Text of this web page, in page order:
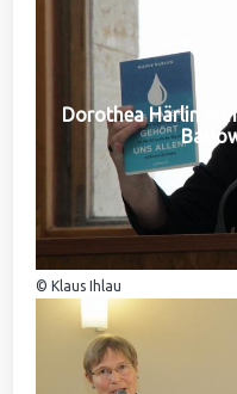
Dorothea Härlin
© Klaus Ihlau